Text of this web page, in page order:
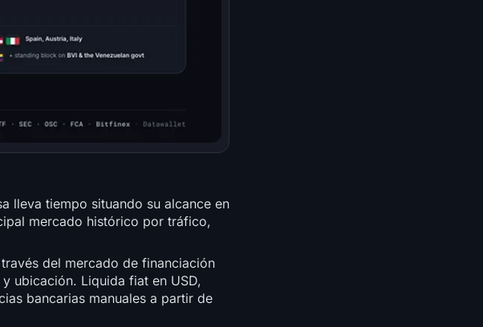
lleva tiempo situando su alcance en
mercado histórico por tráfico,
del mercado de financiación
ubicación. Liquida fiat en USD,
bancarias manuales a partir de